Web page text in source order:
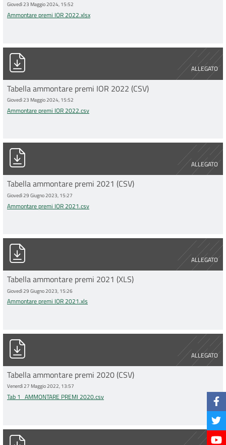
Giovedì 23 Maggio 2024, 15:52
Ammontare premi IOR 2022.xlsx
ALLEGATO
Ammontare premi IOR 2022.csv
Tabella ammontare premi IOR 2022 (CSV)
Giovedì 23 Maggio 2024, 15:52
Ammontare premi IOR 2022.csv
ALLEGATO
Ammontare premi IOR 2021.csv
Tabella ammontare premi 2021 (CSV)
Giovedì 29 Giugno 2023, 15:27
Ammontare premi IOR 2021.csv
ALLEGATO
Ammontare premi IOR 2021.xls
Tabella ammontare premi 2021 (XLS)
Giovedì 29 Giugno 2023, 15:26
Ammontare premi IOR 2021.xls
ALLEGATO
Tab 1_AMMONTARE PREMI 2020.csv
Tabella ammontare premi 2020 (CSV)
Venerdì 27 Maggio 2022, 13:57
Tab 1_AMMONTARE PREMI 2020.csv
Tab 1_AMMONTARE PREMI 2020.xlsx